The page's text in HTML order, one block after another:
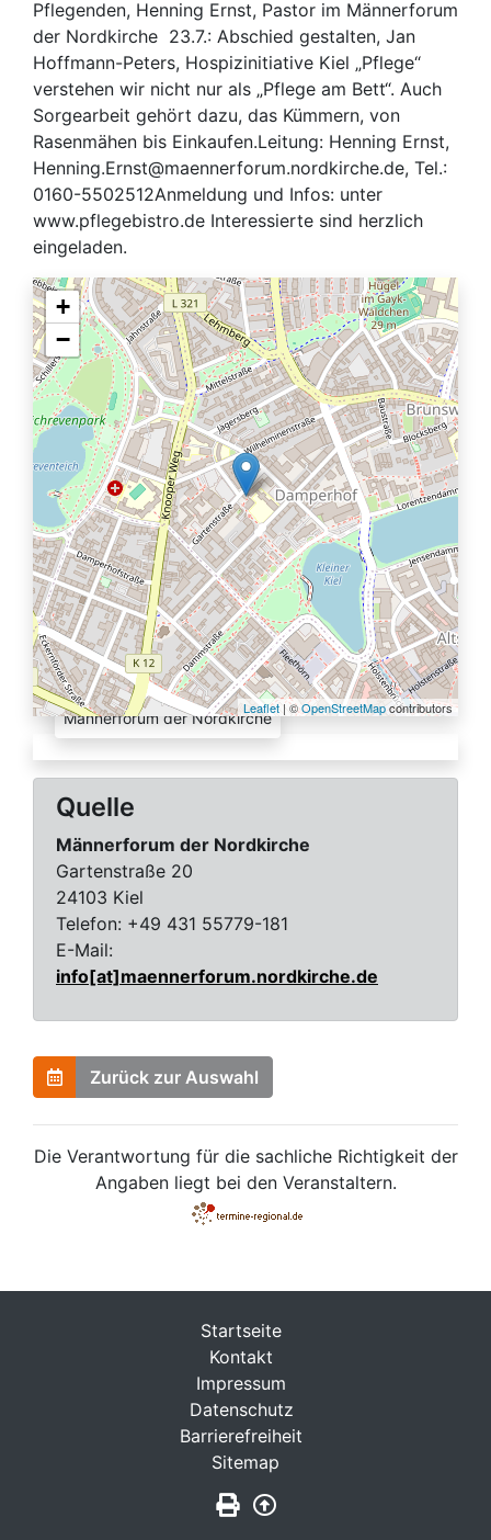
Pflegenden, Henning Ernst, Pastor im Männerforum
der Nordkirche 23.7.: Abschied gestalten, Jan
Hoffmann-Peters, Hospizinitiative Kiel „Pflege“
verstehen wir nicht nur als „Pflege am Bett“. Auch
Sorgearbeit gehört dazu, das Kümmern, von
Rasenmähen bis Einkaufen.Leitung: Henning Ernst,
Henning.Ernst@maennerforum.nordkirche.de, Tel.:
0160-5502512Anmeldung und Infos: unter
www.pflegebistro.de Interessierte sind herzlich
eingeladen.
+
−
Leaflet | ©OpenStreetMapcontributors
Quelle:
Männerforum der Nordkirche
Quelle
Männerforum der Nordkirche
Gartenstraße 20
24103 Kiel
Telefon: +49 431 55779-181
E-Mail:
info[at]maennerforum.nordkirche.de
Zurück zur Auswahl
Die Verantwortung für die sachliche Richtigkeit der
Angaben liegt bei den Veranstaltern.
Startseite
Kontakt
Impressum
Datenschutz
Barrierefreiheit
Sitemap
Seite drucken
Zurück nach oben